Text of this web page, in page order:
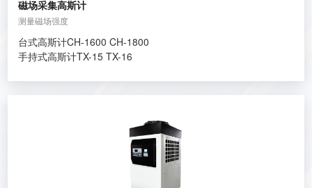
磁场采集高斯计
测量磁场强度
台式高斯计CH-1600 CH-1800
手持式高斯计TX-15 TX-16